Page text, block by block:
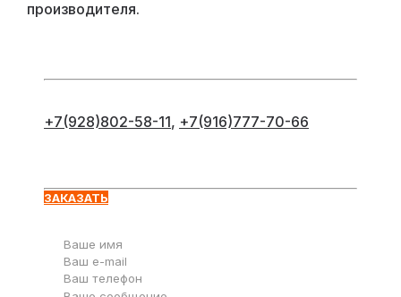
производителя.
+7(928)802-58-11, +7(916)777-70-66
ЗАКАЗАТЬ